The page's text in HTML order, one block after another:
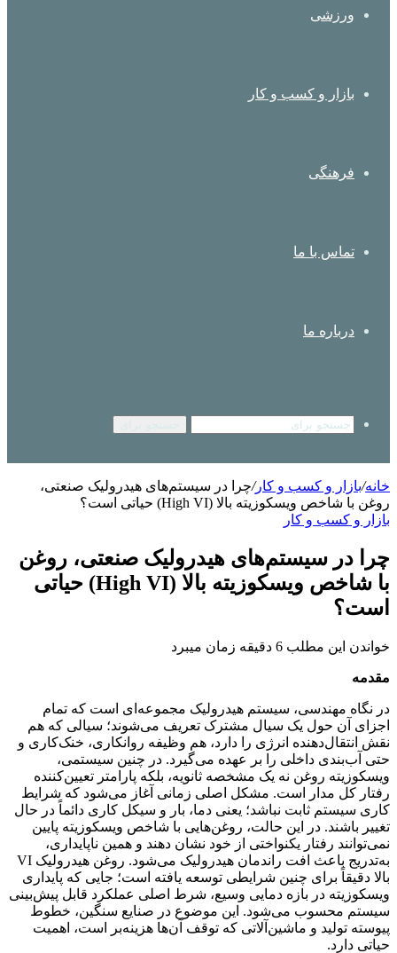
ورزشی
بازار و کسب و کار
فرهنگی
تماس با ما
درباره ما
خانه/بازار و کسب و کار/چرا در سیستم‌های هیدرولیک صنعتی،
روغن با شاخص ویسکوزیته بالا (High VI) حیاتی است؟
بازار و کسب و کار
چرا در سیستم‌های هیدرولیک صنعتی، روغن
با شاخص ویسکوزیته بالا (High VI) حیاتی
است؟
خواندن این مطلب 6 دقیقه زمان میبرد
مقدمه
در نگاه مهندسی، سیستم هیدرولیک مجموعه‌ای است که تمام
اجزای آن حول یک سیال مشترک تعریف می‌شوند؛ سیالی که هم
نقش انتقال‌دهنده انرژی را دارد، هم وظیفه روانکاری، خنک‌کاری و
حتی آب‌بندی داخلی را بر عهده می‌گیرد. در چنین سیستمی،
ویسکوزیته روغن نه یک مشخصه ثانویه، بلکه پارامتر تعیین‌کننده
رفتار کل مدار است. مشکل اصلی زمانی آغاز می‌شود که شرایط
کاری سیستم ثابت نباشد؛ یعنی دما، بار و سیکل کاری دائماً در حال
تغییر باشند. در این حالت، روغن‌هایی با شاخص ویسکوزیته پایین
نمی‌توانند رفتار یکنواختی از خود نشان دهند و همین ناپایداری،
به‌تدریج باعث افت راندمان هیدرولیک می‌شود. روغن هیدرولیک VI
بالا دقیقاً برای چنین شرایطی توسعه یافته است؛ جایی که پایداری
ویسکوزیته در بازه دمایی وسیع، شرط اصلی عملکرد قابل پیش‌بینی
سیستم محسوب می‌شود. این موضوع در صنایع سنگین، خطوط
پیوسته تولید و ماشین‌آلاتی که توقف آن‌ها هزینه‌بر است، اهمیت
حیاتی دارد.